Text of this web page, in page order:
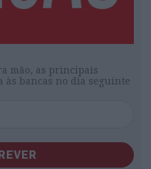
mão, as principais
às bancas no dia seguinte